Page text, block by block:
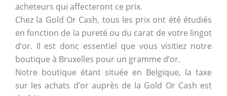
acheteurs qui affecteront ce prix.
Chez la Gold Or Cash, tous les prix ont été étudiés
en fonction de la pureté ou du carat de votre lingot
d’or. Il est donc essentiel que vous visitiez notre
boutique à Bruxelles pour un gramme d’or.
Notre boutique étant située en Belgique, la taxe
sur les achats d’or auprès de la Gold Or Cash est